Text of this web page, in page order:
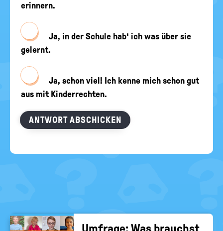
erinnern.
Ja, in der Schule hab‘ ich was über sie
gelernt.
Ja, schon viel! Ich kenne mich schon gut
aus mit Kinderrechten.
ANTWORT ABSCHICKEN